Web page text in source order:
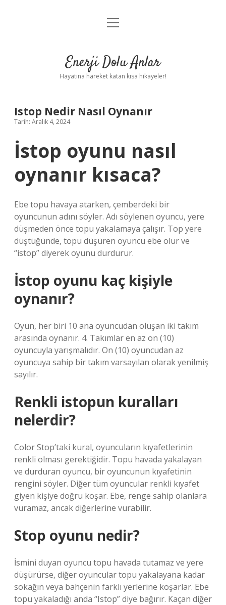
Anasayfa
Yasal Uyarı
menüyü
Enerji Dolu Anlar
Hayatına hareket katan kısa hikayeler!
Istop Nedir Nasıl Oynanır
Tarih: Aralık 4, 2024
İstop oyunu nasıl
oynanır kısaca?
Ebe topu havaya atarken, çemberdeki bir
oyuncunun adını söyler. Adı söylenen oyuncu, yere
düşmeden önce topu yakalamaya çalışır. Top yere
düştüğünde, topu düşüren oyuncu ebe olur ve
“istop” diyerek oyunu durdurur.
İstop oyunu kaç kişiyle
oynanır?
Oyun, her biri 10 ana oyuncudan oluşan iki takım
arasında oynanır. 4. Takımlar en az on (10)
oyuncuyla yarışmalıdır. On (10) oyuncudan az
oyuncuya sahip bir takım varsayılan olarak yenilmiş
sayılır.
Renkli istopun kuralları
nelerdir?
Color Stop’taki kural, oyuncuların kıyafetlerinin
renkli olması gerektiğidir. Topu havada yakalayan
ve durduran oyuncu, bir oyuncunun kıyafetinin
rengini söyler. Diğer tüm oyuncular renkli kıyafet
giyen kişiye doğru koşar. Ebe, renge sahip olanlara
vuramaz, ancak diğerlerine vurabilir.
Stop oyunu nedir?
İsmini duyan oyuncu topu havada tutamaz ve yere
düşürürse, diğer oyuncular topu yakalayana kadar
sokağın veya bahçenin farklı yerlerine koşarlar. Ebe
topu yakaladığı anda “Istop” diye bağırır. Kaçan diğer